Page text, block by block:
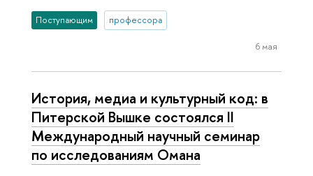
Поступающим профессора
6 мая
История, медиа и культурный код: в
Питерской Вышке состоялся II
Международный научный семинар
по исследованиям Омана